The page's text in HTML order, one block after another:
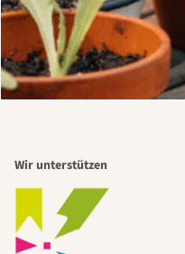
Wir unterstützen